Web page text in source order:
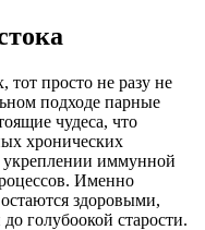
тот просто не разу не
подходе парные
чудеса, что
хронических
укреплении иммунной
Именно
здоровыми,
голубоокой старости.